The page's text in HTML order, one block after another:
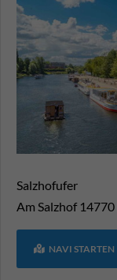
Salzhofufer
Am Salzhof 14770
NAVI STARTEN